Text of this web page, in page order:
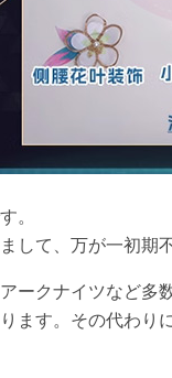
。
して、万が一初
クナイツなど多
ます。その代わ